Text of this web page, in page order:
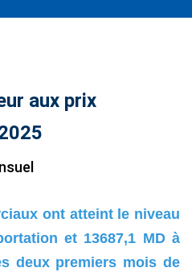
aux prix
ont atteint le niveau
et 13687,1 MD à
deux premiers mois de